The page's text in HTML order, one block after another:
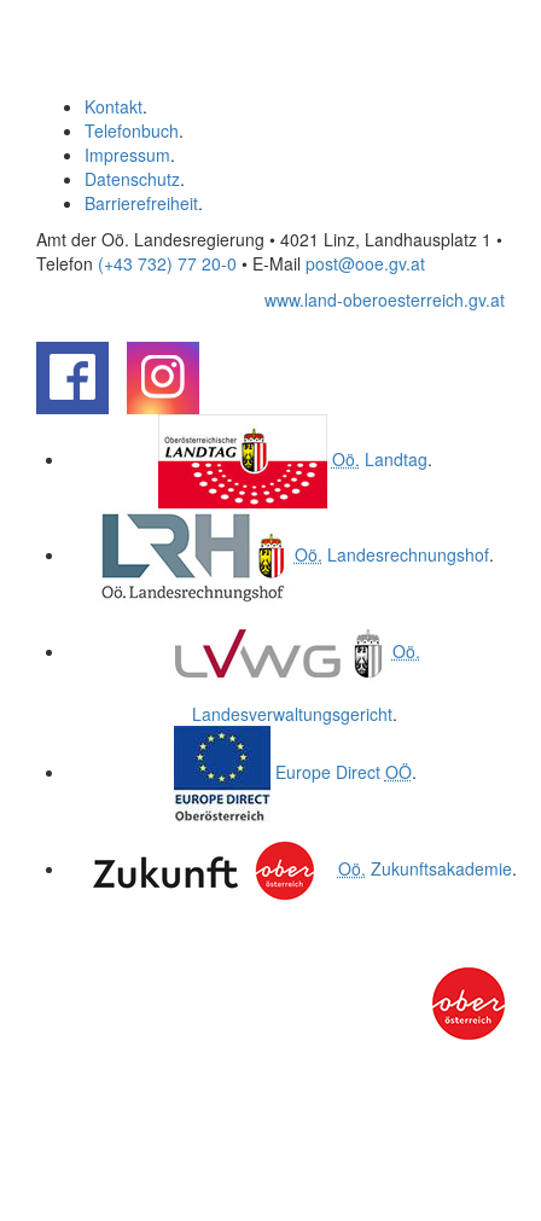
Kontakt.
Telefonbuch.
Impressum.
Datenschutz.
Barrierefreiheit.
Amt der Oö. Landesregierung • 4021 Linz, Landhausplatz 1 •
Telefon (+43 732) 77 20-0 • E-Mail post@ooe.gv.at
www.land-oberoesterreich.gv.at
Oö. Landtag.
Oö. Landesrechnungshof.
Oö.
Landesverwaltungsgericht.
Europe Direct OÖ.
Oö. Zukunftsakademie.